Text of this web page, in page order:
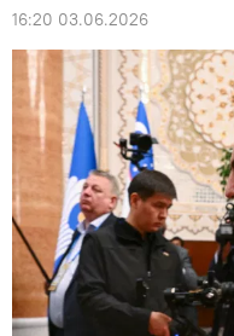
16:20 03.06.2026